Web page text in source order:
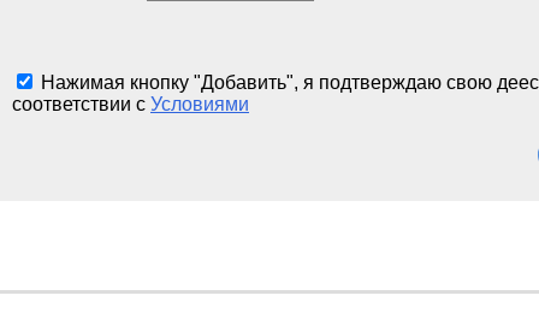
Нажимая кнопку "Добавить", я подтверждаю свою
соответствии с Условиями